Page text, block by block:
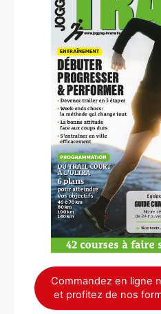
Commandez en ligne
et profitez de nos